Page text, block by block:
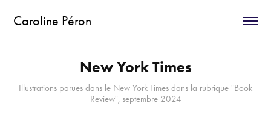
Caroline Péron
New York Times
Illustrations parues dans le New York Times dans la rubrique "Book
Review", septembre 2024